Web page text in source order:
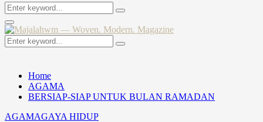
Search
for:
Search
Primary
Menu
Search
for:
Search
Home
AGAMA
BERSIAP-SIAP UNTUK BULAN RAMADAN
AGAMAGAYA HIDUP